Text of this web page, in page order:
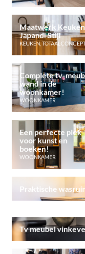
Maatwerk
Japandi Stijl
KEUKEN,
Complete tv-
wand in de
woonkamer!
WOONKAMER
Een perfecte plek
voor kunst en
boeken!
WOONKAMER
Praktische
Tv meubel